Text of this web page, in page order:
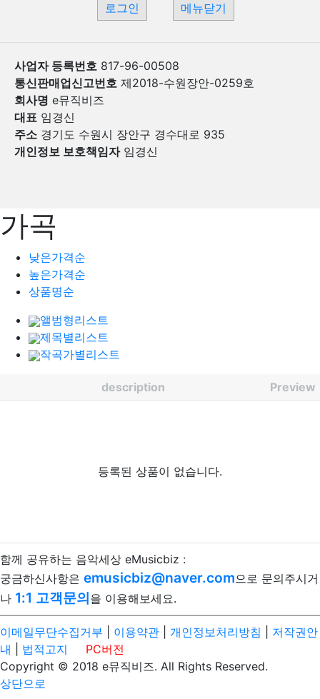
로그인 메뉴닫기
사업자 등록번호 817-96-00508
통신판매업신고번호 제2018-수원장안-0259호
회사명 e뮤직비즈
대표 임경신
주소 경기도 수원시 장안구 경수대로 935
개인정보 보호책임자임경신
가곡
낮은가격순
높은가격순
상품명순
앨범형리스트
제목별리스트
작곡가별리스트
description Preview
등록된 상품이 없습니다.
함께 공유하는 음악세상 eMusicbiz :
궁금하신사항은 emusicbiz@naver.com으로 문의주시거
나 1:1 고객문의을 이용해보세요.
이메일무단수집거부 이용약관 개인정보처리방침
저작권안
내
법적고지
PC버전
Copyright © 2018 e뮤직비즈. All Rights Reserved.
상단으로